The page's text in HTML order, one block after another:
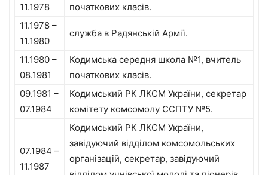
11.1978
початкових класів.
11.1978 –
11.1980
служба в Радянській Армії.
11.1980 –
08.1981
Кодимська середня школа №1, вчитель
початкових класів.
09.1981 –
07.1984
Кодимський РК ЛКСМ України, секретар
комітету комсомолу ССПТУ №5.
07.1984 –
11.1987
Кодимський РК ЛКСМ України,
завідуючий відділом комсомольських
організацій, секретар, завідуючий